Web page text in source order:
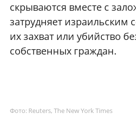
скрываются вместе с
затрудняет израильским
их захват или убийство
собственных граждан.
Фото: Reuters, The New York Times